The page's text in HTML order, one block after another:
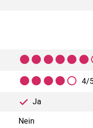
4/
Ja
Nein